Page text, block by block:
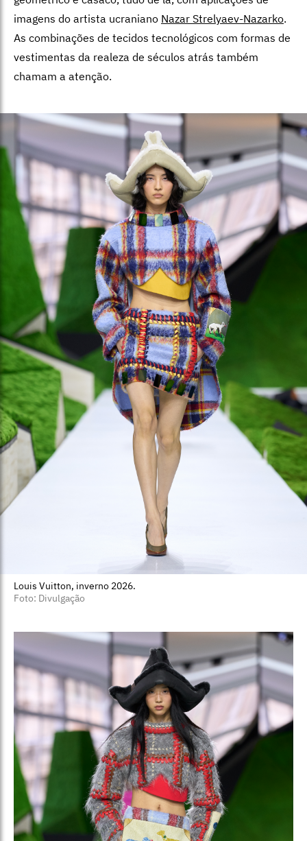
imagens do artista ucraniano Nazar Strelyaev-Nazarko.
As combinações de tecidos tecnológicos com formas de
vestimentas da realeza de séculos atrás também
chamam a atenção.
Louis Vuitton, inverno 2026.
Foto: Divulgação